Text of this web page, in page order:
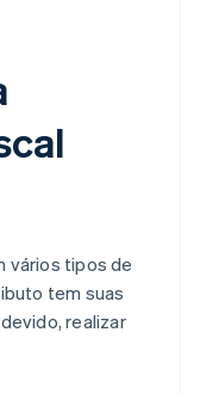
vários tipos de
tem suas
realizar